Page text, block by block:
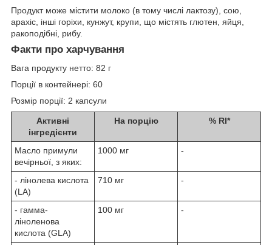
Продукт може містити молоко (в тому числі лактозу), сою,
арахіс, інші горіхи, кунжут, крупи, що містять глютен, яйця,
ракоподібні, рибу.
Факти про харчування
Вага продукту нетто: 82 г
Порції в контейнері: 60
Розмір порції: 2 капсули
Активні
інгредієнти
На порцію % RI*
Масло примули
вечірньої, з яких:
1000 мг -
- лінолева кислота
(LA)
710 мг -
- гамма-
ліноленова
кислота (GLA)
100 мг -